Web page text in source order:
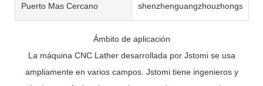
Puerto Mas Cercano shenzhenguangzhouzhongshan
Ámbito de aplicación
La máquina CNC Lather desarrollada por Jstomi se usa
ampliamente en varios campos. Jstomi tiene ingenieros y